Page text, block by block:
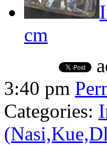
cm
3:40 pm
Categories: